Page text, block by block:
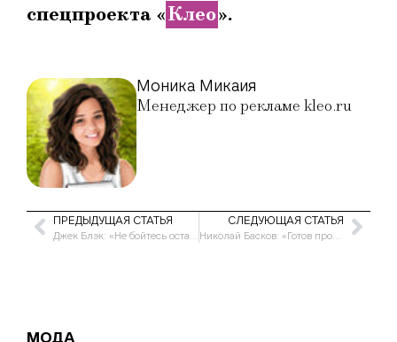
спецпроекта «Клео».
Моника Микаия
Менеджер по рекламе kleo.ru
ПРЕДЫДУЩАЯ СТАТЬЯ
Джек Блэк: «Не бойтесь оставаться детьми»
СЛЕДУЮЩАЯ СТАТЬЯ
Николай Басков: «Готов продать часть своей одежды»
МОДА